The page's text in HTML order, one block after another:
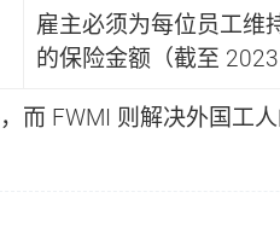
雇主必须为每位员工维
的保险金额（截至 2023
而 FWMI 则解决外国工